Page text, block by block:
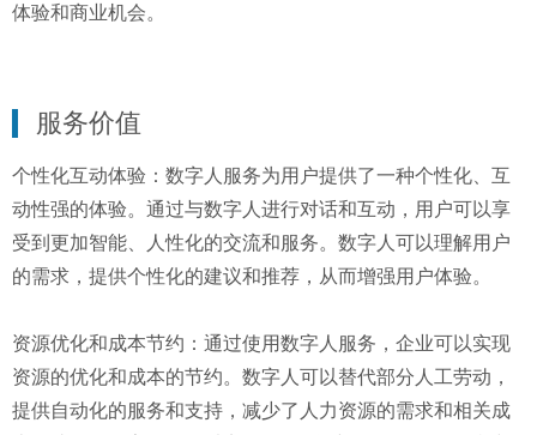
体验和商业机会。
服务价值
个性化互动体验：数字人服务为用户提供了一种个性化、互
动性强的体验。通过与数字人进行对话和互动，用户可以享
受到更加智能、人性化的交流和服务。数字人可以理解用户
的需求，提供个性化的建议和推荐，从而增强用户体验。
资源优化和成本节约：通过使用数字人服务，企业可以实现
资源的优化和成本的节约。数字人可以替代部分人工劳动，
提供自动化的服务和支持，减少了人力资源的需求和相关成